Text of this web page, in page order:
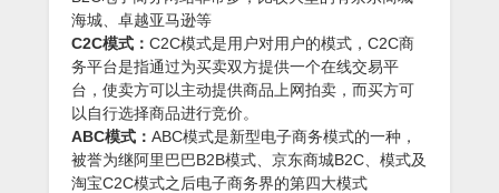
海城、卓越亚马逊等
C2C模式： C2C模式是用户对用户的模式，C2C商
务平台是指通过为买卖双方提供一个在线交易平
台，使卖方可以主动提供商品上网拍卖，而买方可
以自行选择商品进行竞价。
ABC模式： ABC模式是新型电子商务模式的一种，
被誉为继阿里巴巴B2B模式、京东商城B2C、模式及
淘宝C2C模式之后电子商务界的第四大模式